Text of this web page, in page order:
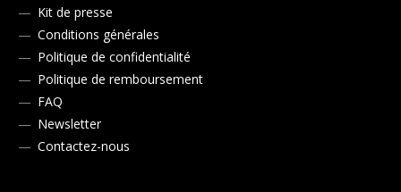
Kit de presse
Conditions générales
Politique de confidentialité
Politique de remboursement
FAQ
Newsletter
Contactez-nous